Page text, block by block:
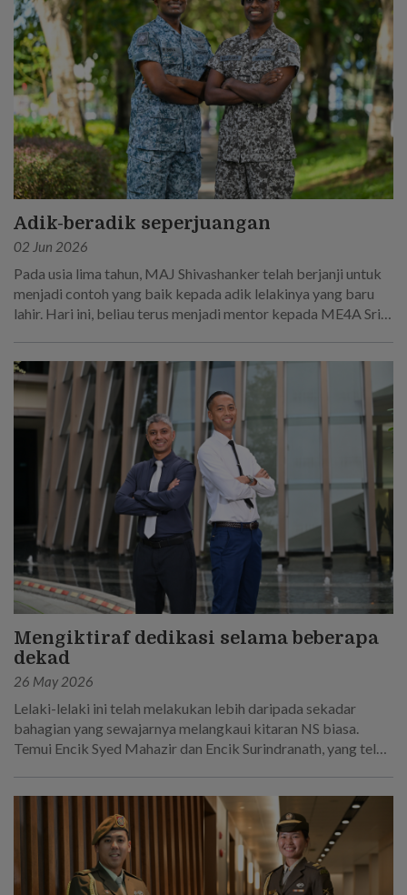
Adik-beradik seperjuangan
02 Jun 2026
Pada usia lima tahun, MAJ Shivashanker telah berjanji untuk
menjadi contoh yang baik kepada adik lelakinya yang baru
lahir. Hari ini, beliau terus menjadi mentor kepada ME4A Sri
Mengiktiraf dedikasi selama beberapa
dekad
26 May 2026
Lelaki-lelaki ini telah melakukan lebih daripada sekadar
bahagian yang sewajarnya melangkaui kitaran NS biasa.
Temui Encik Syed Mahazir dan Encik Surindranath, yang telah